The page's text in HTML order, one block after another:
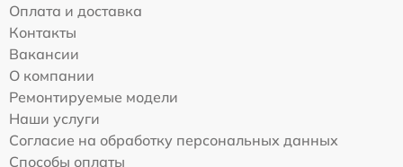
Оплата и доставка
Контакты
Вакансии
О компании
Ремонтируемые модели
Наши услуги
Согласие на обработку персональных данных
Способы оплаты